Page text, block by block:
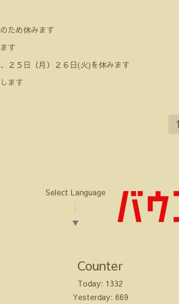
ため休みます
す
２５日（月）２６日(火)を休みます
ます
1
Select Language
▼
Counter
Today: 1332
Yesterday: 669